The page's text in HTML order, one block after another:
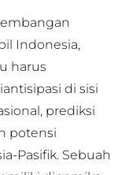
Indonesia,
harus
di sisi
prediksi
potensi
Pasifik. Sebuah